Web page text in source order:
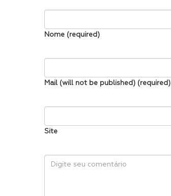
Nome (required)
Mail (will not be published) (required)
Site